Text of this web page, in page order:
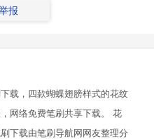
报
载，四款蝴蝶翅膀样式的花纹
网络免费笔刷共享下载。 花
下载由笔刷导航网网友整理分